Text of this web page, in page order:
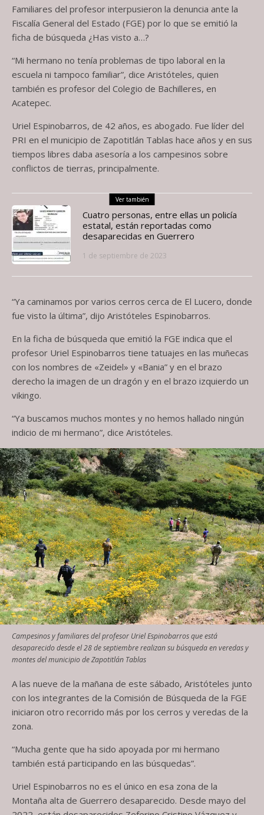
Familiares del profesor interpusieron la denuncia ante la
Fiscalía General del Estado (FGE) por lo que se emitió la
ficha de búsqueda ¿Has visto a…?
“Mi hermano no tenía problemas de tipo laboral en la
escuela ni tampoco familiar”, dice Aristóteles, quien
también es profesor del Colegio de Bachilleres, en
Acatepec.
Uriel Espinobarros, de 42 años, es abogado. Fue líder del
PRI en el municipio de Zapotitlán Tablas hace años y en sus
tiempos libres daba asesoría a los campesinos sobre
conflictos de tierras, principalmente.
Ver también
Cuatro personas, entre ellas un policía
estatal, están reportadas como
desaparecidas en Guerrero
1 de septiembre de 2023
“Ya caminamos por varios cerros cerca de El Lucero, donde
fue visto la última”, dijo Aristóteles Espinobarros.
En la ficha de búsqueda que emitió la FGE indica que el
profesor Uriel Espinobarros tiene tatuajes en las muñecas
con los nombres de «Zeidel» y «Bania” y en el brazo
derecho la imagen de un dragón y en el brazo izquierdo un
vikingo.
“Ya buscamos muchos montes y no hemos hallado ningún
indicio de mi hermano”, dice Aristóteles.
Campesinos y familiares del profesor Uriel Espinobarros que está
desaparecido desde el 28 de septiembre realizan su búsqueda en veredas y
montes del municipio de Zapotitlán Tablas
A las nueve de la mañana de este sábado, Aristóteles junto
con los integrantes de la Comisión de Búsqueda de la FGE
iniciaron otro recorrido más por los cerros y veredas de la
zona.
“Mucha gente que ha sido apoyada por mi hermano
también está participando en las búsquedas”.
Uriel Espinobarros no es el único en esa zona de la
Montaña alta de Guerrero desaparecido. Desde mayo del